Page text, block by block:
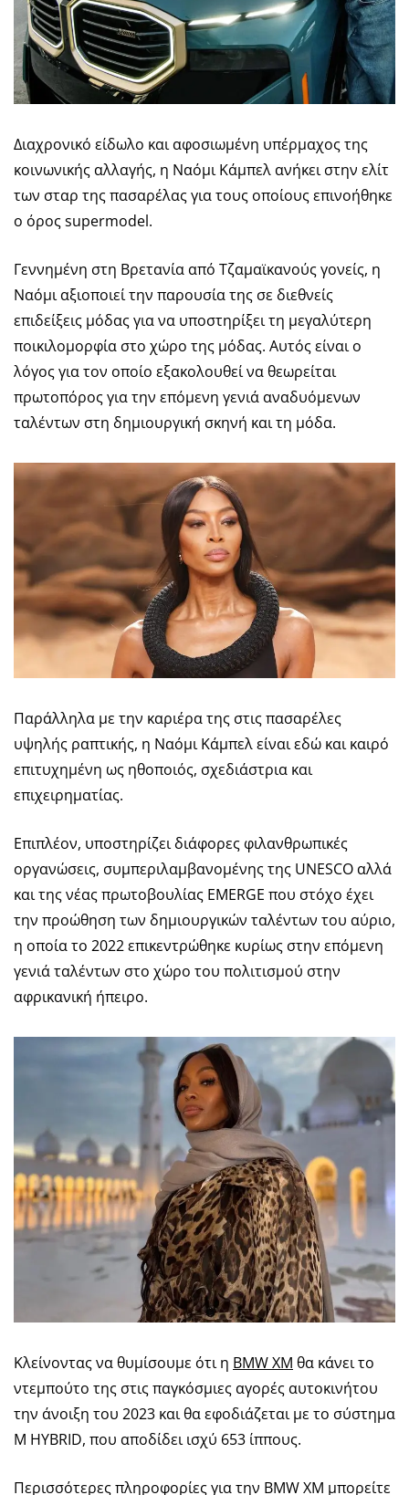
Διαχρονικό είδωλο και αφοσιωμένη υπέρμαχος της
κοινωνικής αλλαγής, η Ναόμι Κάμπελ ανήκει στην ελίτ
των σταρ της πασαρέλας για τους οποίους επινοήθηκε
ο όρος supermodel.
Γεννημένη στη Βρετανία από Τζαμαϊκανούς γονείς, η
Ναόμι αξιοποιεί την παρουσία της σε διεθνείς
επιδείξεις μόδας για να υποστηρίξει τη μεγαλύτερη
ποικιλομορφία στο χώρο της μόδας. Αυτός είναι ο
λόγος για τον οποίο εξακολουθεί να θεωρείται
πρωτοπόρος για την επόμενη γενιά αναδυόμενων
ταλέντων στη δημιουργική σκηνή και τη μόδα.
Παράλληλα με την καριέρα της στις πασαρέλες
υψηλής ραπτικής, η Ναόμι Κάμπελ είναι εδώ και καιρό
επιτυχημένη ως ηθοποιός, σχεδιάστρια και
επιχειρηματίας.
Επιπλέον, υποστηρίζει διάφορες φιλανθρωπικές
οργανώσεις, συμπεριλαμβανομένης της UNESCO αλλά
και της νέας πρωτοβουλίας EMERGE που στόχο έχει
την προώθηση των δημιουργικών ταλέντων του αύριο,
η οποία το 2022 επικεντρώθηκε κυρίως στην επόμενη
γενιά ταλέντων στο χώρο του πολιτισμού στην
αφρικανική ήπειρο.
Κλείνοντας να θυμίσουμε ότι η BMW XM θα κάνει το
ντεμπούτο της στις παγκόσμιες αγορές αυτοκινήτου
την άνοιξη του 2023 και θα εφοδιάζεται με το σύστημα
M HYBRID, που αποδίδει ισχύ 653 ίππους.
Περισσότερες πληροφορίες για την BMW XM μπορείτε